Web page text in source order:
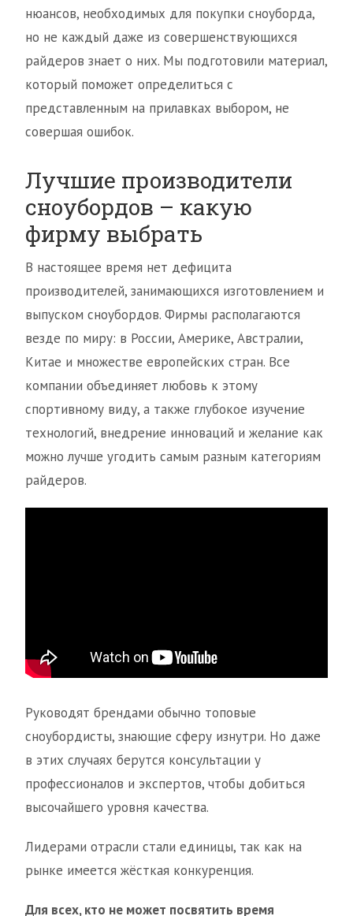
нюансов, необходимых для покупки сноуборда,
но не каждый даже из совершенствующихся
райдеров знает о них. Мы подготовили материал,
который поможет определиться с
представленным на прилавках выбором, не
совершая ошибок.
Лучшие производители
сноубордов – какую
фирму выбрать
В настоящее время нет дефицита
производителей, занимающихся изготовлением и
выпуском сноубордов. Фирмы располагаются
везде по миру: в России, Америке, Австралии,
Китае и множестве европейских стран. Все
компании объединяет любовь к этому
спортивному виду, а также глубокое изучение
технологий, внедрение инноваций и желание как
можно лучше угодить самым разным категориям
райдеров.
Руководят брендами обычно топовые
сноубордисты, знающие сферу изнутри. Но даже
в этих случаях берутся консультации у
профессионалов и экспертов, чтобы добиться
высочайшего уровня качества.
Лидерами отрасли стали единицы, так как на
рынке имеется жёсткая конкуренция.
Для всех, кто не может посвятить время